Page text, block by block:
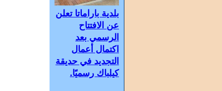
بلدية باراماتا تعلن
عن الافتتاح
الرسمي بعد
اكتمال أعمال
التجديد في حديقة
كيلباك رسميًا.